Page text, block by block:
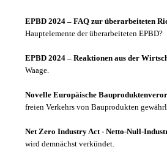
EPBD 2024 – FAQ zur überarbeiteten
Hauptelemente der überarbeiteten EPBD?
EPBD 2024 – Reaktionen aus der
Waage.
Novelle Europäische
freien Verkehrs von Bauprodukten
Net Zero Industry Act - Netto-Null-
wird demnächst verkündet.